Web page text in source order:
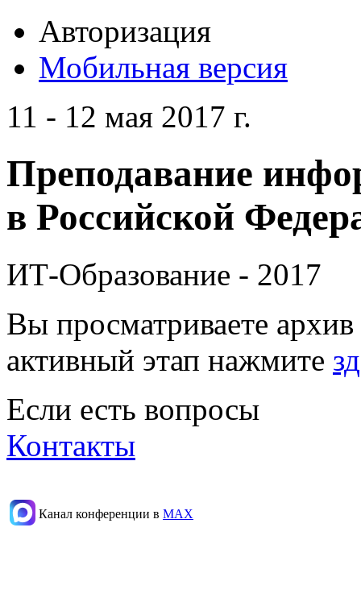
Авторизация
Мобильная версия
11 - 12 мая 2017 г.
Преподавание
в Российской
ИТ-Образование - 2017
Вы просматриваете
активный этап нажмите
Если есть вопросы
Контакты
Канал конференции в МАХ